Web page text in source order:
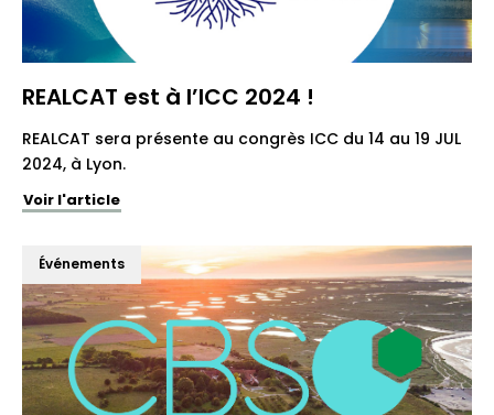
REALCAT est à l’ICC 2024 !
REALCAT sera présente au congrès ICC du 14 au 19 JUL
2024, à Lyon.
Voir l'article
Événements